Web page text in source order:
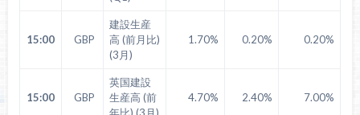
15:00 GBP
建設生産
高 (前月比)
(3月)
1.70% 0.20% 0.20%
15:00 GBP
英国建設
生産高 (前
4.70% 2.40% 7.00%